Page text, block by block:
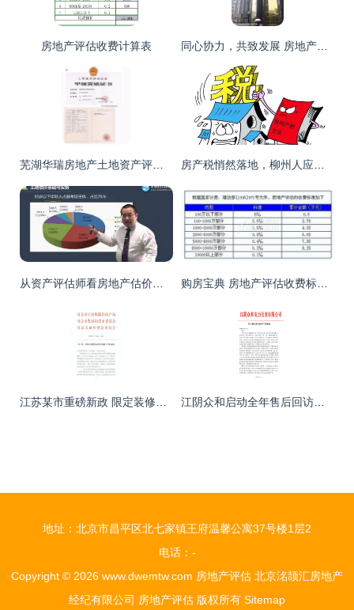
房地产评估收费计算表 同心协力，共致发展 房地产评估的力量与使命
芜湖华瑞房地产土地资产评估工程咨询蚌埠分公司 专业与细致的标志性解读 房产税悄然落地，柳州人应买还是卖房？附精准计算指南
从资产评估师看房地产估价师的考试难度与通过率——房地产评估的进阶之路 购房宝典 房地产评估收费标准全解析
江苏某市重磅新政 限定装修标准，交付样板间成必须，楼市透明新篇章 江阴众和启动全年售后回访计划，专业评估保障存量物业价值
地址：北京市昌平区北七家镇王府温馨公寓37号楼1层2
电话：-
Copyright © 2026 www.dwemtw.com 房地产评估 北京洺颉汇房地产
经纪有限公司 房地产评估 版权所有 Sitemap